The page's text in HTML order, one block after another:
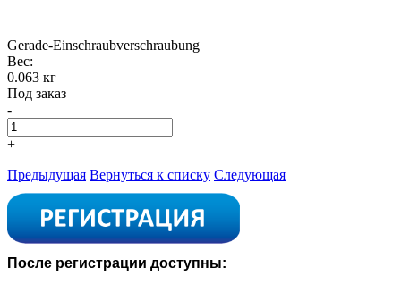
Gerade-Einschraubverschraubung
Вес:
0.063 кг
Под заказ
-
+
Предыдущая Вернуться к списку Следующая
После регистрации доступны: